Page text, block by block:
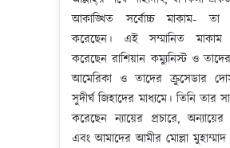
আকাঙ্খিত সর্বোচ্চ মাকাম- তা
করেছেন। এই সম্মানিত মাকাম
করেছেন রাশিয়ান কম্যুনিস্ট ও
আমেরিকা ও তাদের ক্রুসেডার
সুদীর্ঘ জিহাদের মাধ্যমে। তিনি তার
করেছেন ন্যায়ের প্রচারে,
এবং আমাদের আমীর মোল্লা